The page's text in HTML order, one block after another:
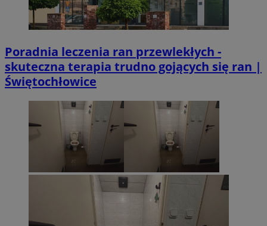
Poradnia leczenia ran przewlekłych -
skuteczna terapia trudno gojących się ran |
Świętochłowice